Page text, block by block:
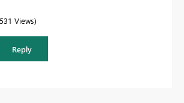
531 Views
Reply